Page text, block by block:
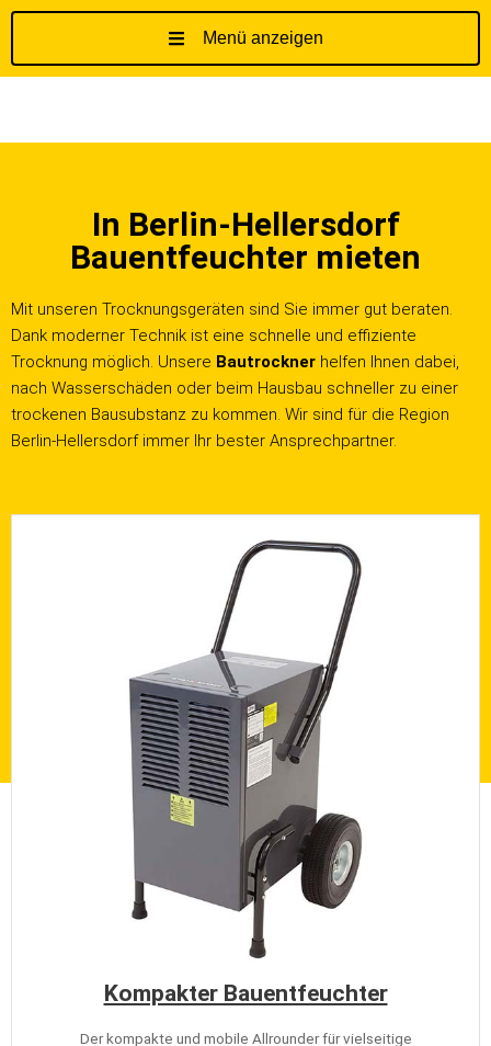
Menü anzeigen
In Berlin-Hellersdorf
Bauentfeuchter mieten
Mit unseren Trocknungsgeräten sind Sie immer gut beraten.
Dank moderner Technik ist eine schnelle und effiziente
Trocknung möglich. Unsere Bautrockner helfen Ihnen dabei,
nach Wasserschäden oder beim Hausbau schneller zu einer
trockenen Bausubstanz zu kommen. Wir sind für die Region
Berlin-Hellersdorf immer Ihr bester Ansprechpartner.
Kompakter Bauentfeuchter
Der kompakte und mobile Allrounder für vielseitige